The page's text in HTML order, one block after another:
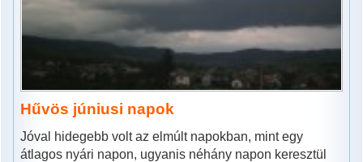
Hűvös júniusi napok
Jóval hidegebb volt az elmúlt napokban, mint egy
átlagos nyári napon, ugyanis néhány napon keresztül